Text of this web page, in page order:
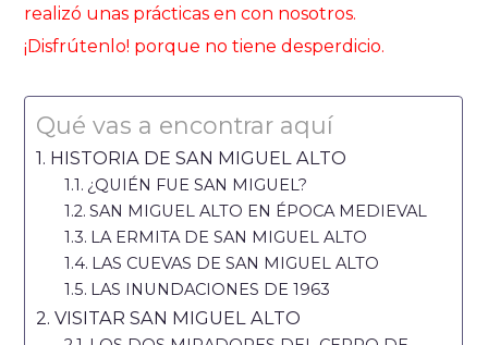
realizó unas prácticas en con nosotros.
¡Disfrútenlo! porque no tiene desperdicio.
Qué vas a encontrar aquí
HISTORIA DE SAN MIGUEL ALTO
¿QUIÉN FUE SAN MIGUEL?
SAN MIGUEL ALTO EN ÉPOCA MEDIEVAL
LA ERMITA DE SAN MIGUEL ALTO
LAS CUEVAS DE SAN MIGUEL ALTO
LAS INUNDACIONES DE 1963
VISITAR SAN MIGUEL ALTO